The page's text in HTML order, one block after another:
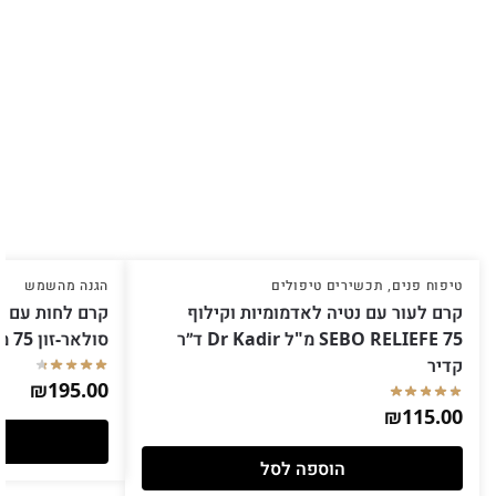
טיפוח פנים, תכשירים טיפולים
קרם לעור עם נטיה לאדמומיות וקילוף
SEBO RELIEFE 75 מ"ל Dr Kadir ד״ר
קדיר
₪115.00
הוספה לסל
הגנה מהשמש
סולאר-זון 75 מ"ל Dr Kadir ד״ר קדיר
₪195.00